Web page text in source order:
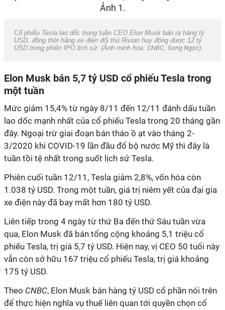
Cổ phiếu Tesla lao dốc trong tuần CEO Elon Musk bán ra hàng tỷ
USD, đồng thời hãng xe điện đối thủ Rivian huy động được 12 tỷ
USD trong phiên IPO lịch sử. (Ảnh minh họa: CNBC, Song Ngọc).
Elon Musk bán 5,7 tỷ USD cổ phiếu Tesla trong
một tuần
Mức giảm 15,4% từ ngày 8/11 đến 12/11 đánh dấu tuần
lao dốc mạnh nhất của cổ phiếu Tesla trong 20 tháng gần
đây. Ngoại trừ giai đoạn bán tháo ồ ạt vào tháng 2-
3/2020 khi COVID-19 lần đầu đổ bộ nước Mỹ thì đây là
tuần tồi tệ nhất trong suốt lịch sử Tesla.
Phiên cuối tuần 12/11, Tesla giảm 2,8%, vốn hóa còn
1.038 tỷ USD. Trong một tuần, giá trị niêm yết của đại gia
xe điện này đã bay mất hơn 180 tỷ USD.
Liên tiếp trong 4 ngày từ thứ Ba đến thứ Sáu tuần vừa
qua, Elon Musk đã bán tổng cộng khoảng 5,1 triệu cổ
phiếu Tesla, trị giá 5,7 tỷ USD. Hiện nay, vị CEO 50 tuổi này
vẫn còn sở hữu 167 triệu cổ phiếu Tesla, trị giá khoảng
175 tỷ USD.
Theo CNBC, Elon Musk bán hàng tỷ USD cổ phần nói trên
để thực hiện nghĩa vụ thuế liên quan tới quyền chọn cổ